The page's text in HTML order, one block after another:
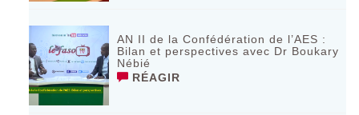
AN II de la Confédération de l’AES :
Bilan et perspectives avec Dr Boukary
Nébié
RÉAGIR